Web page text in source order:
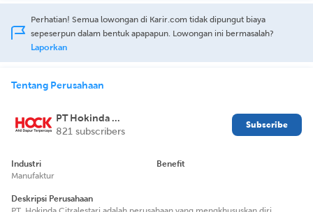
Perhatian! Semua lowongan di Karir.com tidak dipungut biaya
sepeserpun dalam bentuk apapapun. Lowongan ini bermasalah?
Laporkan
Tentang Perusahaan
PT Hokinda Citralestari
821 subscribers
Subscribe
Industri
Manufaktur
Benefit
Deskripsi Perusahaan